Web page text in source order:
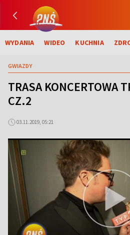
WYDANIA WIDEO KUCHNIA
GWIAZDY
TRASA KONCERTOWA
CZ.2
03.11.2019, 05:21